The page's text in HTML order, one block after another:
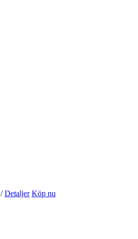
/ Detaljer Köp nu